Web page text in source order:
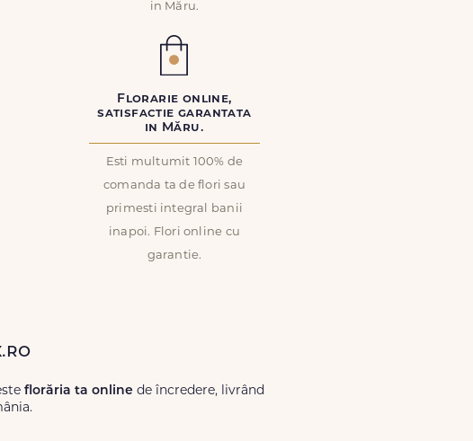
in Măru.
Florarie online,
satisfactie garantata
in Măru.
Esti multumit 100% de
comanda ta de flori sau
primesti integral banii
inapoi. Flori online cu
garantie.
florăria ta online de încredere, livrând